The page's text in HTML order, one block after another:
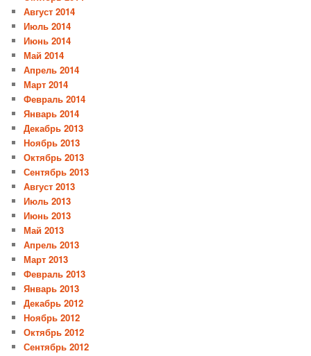
Август 2014
Июль 2014
Июнь 2014
Май 2014
Апрель 2014
Март 2014
Февраль 2014
Январь 2014
Декабрь 2013
Ноябрь 2013
Октябрь 2013
Сентябрь 2013
Август 2013
Июль 2013
Июнь 2013
Май 2013
Апрель 2013
Март 2013
Февраль 2013
Январь 2013
Декабрь 2012
Ноябрь 2012
Октябрь 2012
Сентябрь 2012